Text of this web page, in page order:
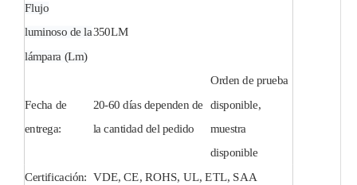
Flujo
luminoso de la
lámpara (Lm)
350LM
Fecha de
entrega:
20-60 días dependen de
la cantidad del pedido
Orden de prueba
disponible,
muestra
disponible
Certificación: VDE, CE, ROHS, UL, ETL, SAA